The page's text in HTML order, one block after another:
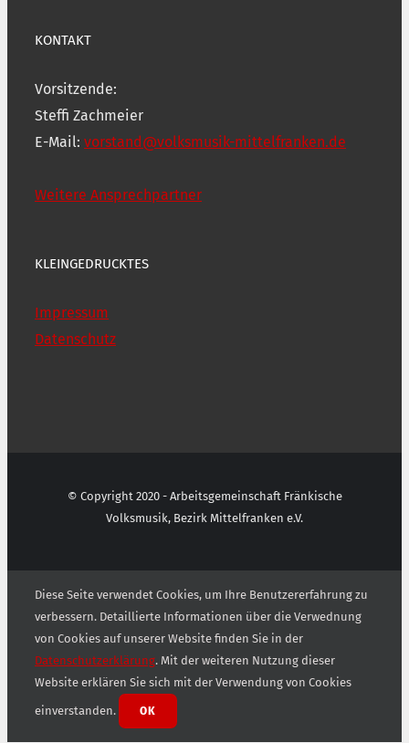
KONTAKT
Vorsitzende:
Steffi Zachmeier
E-Mail: vorstand@volksmusik-mittelfranken.de
Weitere Ansprechpartner
KLEINGEDRUCKTES
Impressum
Datenschutz
© Copyright 2020 - Arbeitsgemeinschaft Fränkische
Volksmusik, Bezirk Mittelfranken e.V.
Diese Seite verwendet Cookies, um Ihre Benutzererfahrung zu
verbessern. Detaillierte Informationen über die Verwednung
von Cookies auf unserer Website finden Sie in der
Datenschutzerklärung. Mit der weiteren Nutzung dieser
Website erklären Sie sich mit der Verwendung von Cookies
einverstanden. OK